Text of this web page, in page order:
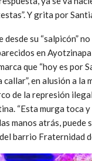
Y grita por
desde su “salpicón”
en
que “hoy es por
en alusión a la
de la represión
“Esta murga toca
manos atrás, puede
barrio Fraternidad